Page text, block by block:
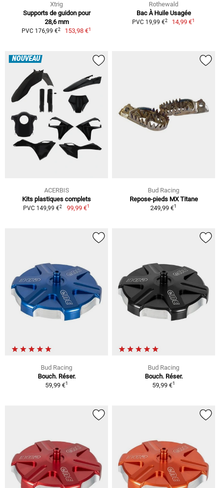
Xtrig
Supports de guidon pour
28,6 mm
PVC 176,99 €2 153,98 €1
Rothewald
Bac À Huile Usagée
PVC 19,99 €2 14,99 €1
NOUVEAU
ACERBIS
Kits plastiques complets
PVC 149,99 €2 99,99 €1
Bud Racing
Repose-pieds MX Titane
249,99 €1
Bud Racing
Bouch. Réser.
59,99 €1
Bud Racing
Bouch. Réser.
59,99 €1